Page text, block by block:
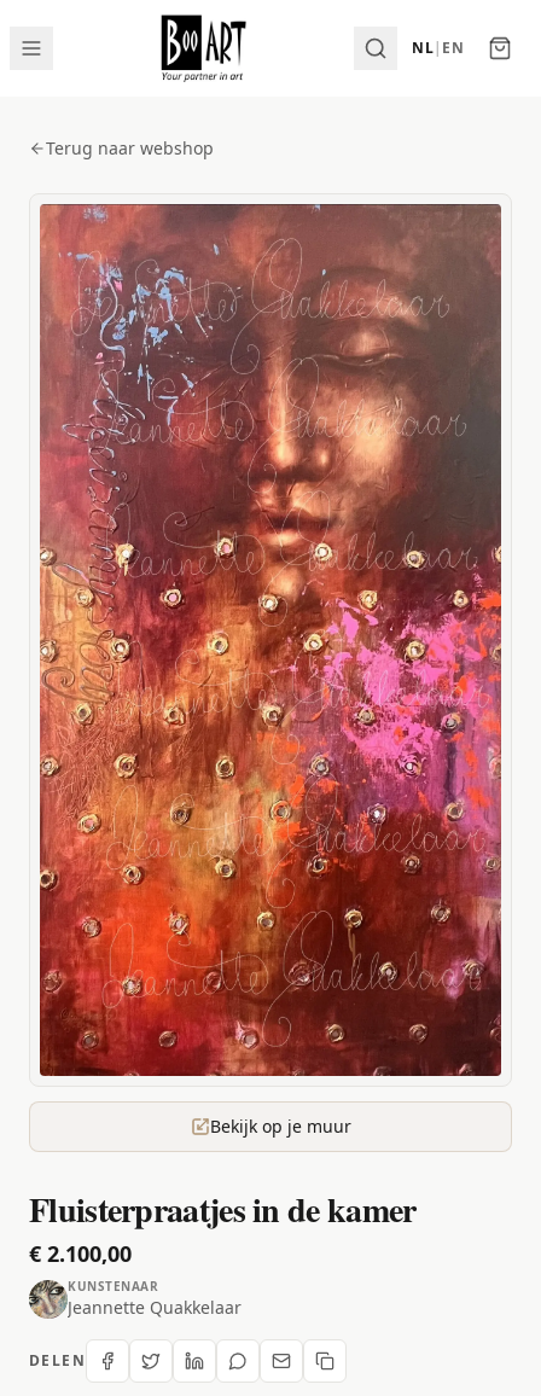
NL| EN
Terug naar webshop
Bekijk op je muur
Fluisterpraatjes in de kamer
€ 2.100,00
KUNSTENAAR
Jeannette Quakkelaar
DELEN